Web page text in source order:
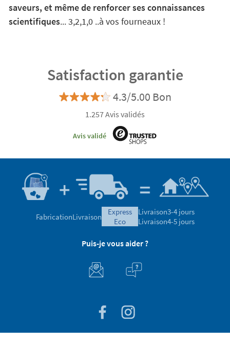
saveurs, et même de renforcer ses connaissances
scientifiques... 3,2,1,0 ..à vos fourneaux !
Satisfaction garantie
4.3/5.00 Bon
1.257 Avis validés
Avis validé
FabricationLivraison
express
eco
Livraison3-4 jours
Livraison4-5 jours
Puis-je vous aider ?